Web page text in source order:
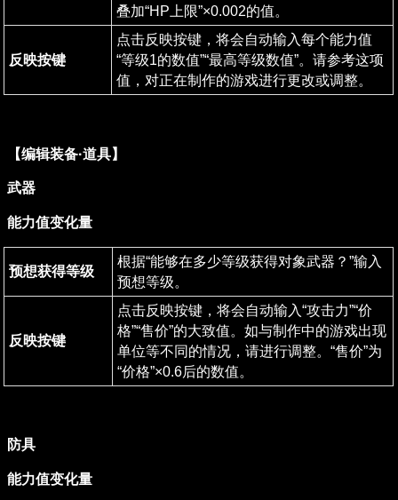
叠加“HP上限”×0.002的值。
反映按键
点击反映按键，将会自动输入每个能力值
“等级1的数值”“最高等级数值”。请参考这项
值，对正在制作的游戏进行更改或调整。
【编辑装备·道具】
武器
能力值变化量
预想获得等级
根据“能够在多少等级获得对象武器？”输入
预想等级。
反映按键
点击反映按键，将会自动输入“攻击力”“价
格”“售价”的大致值。如与制作中的游戏出现
单位等不同的情况，请进行调整。“售价”为
“价格”×0.6后的数值。
防具
能力值变化量